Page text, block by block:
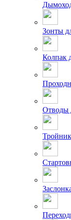
Зонты
Колпак
Отводы